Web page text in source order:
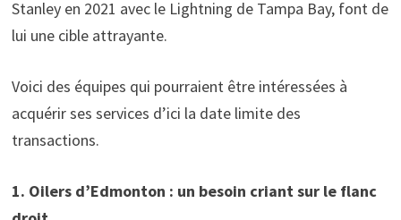
Stanley en 2021 avec le Lightning de Tampa Bay, font de
lui une cible attrayante.
Voici des équipes qui pourraient être intéressées à
acquérir ses services d’ici la date limite des
transactions.
1. Oilers d’Edmonton : un besoin criant sur le flanc